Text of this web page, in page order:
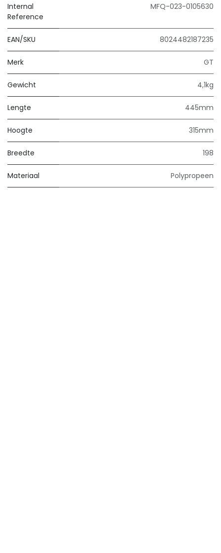
Internal
Reference
MFQ-023-0105630
EAN/SKU 8024482187235
Merk GT
Gewicht 4,1kg
Lengte 445mm
Hoogte 315mm
Breedte 198
Materiaal Polypropeen